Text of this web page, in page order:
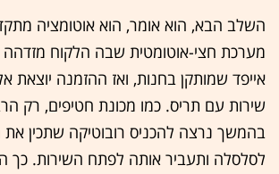
השלב הבא, הוא אומר, הוא אוטומציה
מערכת חצי-אוטומטית שבה הלקוח מזדהה
אייפד שמותקן בחנות, ואז ההזמנה יוצאת
שירות עם תריס. כמו מכונת חטיפים, רק
בהמשך נרצה להכניס רובוטיקה שתכין
לסלסלה ותעביר אותה לפתח השירות. כך